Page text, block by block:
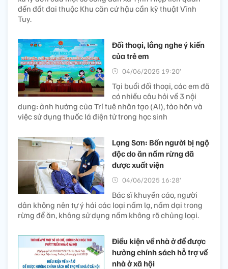
đến đất đai thuộc Khu căn cứ hậu cần kỹ thuật Vĩnh
Tuy.
Đối thoại, lắng nghe ý kiến
của trẻ em
04/06/2025 19:20’
Tại buổi đối thoại, các em đã
có nhiều câu hỏi về 3 nội
dung: ảnh hưởng của Trí tuê nhân tạo (AI), tảo hôn và
việc sử dụng thuốc lá điện tử trong học sinh
Lạng Sơn: Bốn người bị ngộ
độc do ăn nấm rừng đã
được xuất viện
04/06/2025 16:28’
Bác sĩ khuyến cáo, người
dân không nên tự ý hái các loại nấm lạ, nấm dại trong
rừng để ăn, không sử dụng nấm không rõ chủng loại.
Điều kiện về nhà ở để được
hưởng chính sách hỗ trợ về
nhà ở xã hội